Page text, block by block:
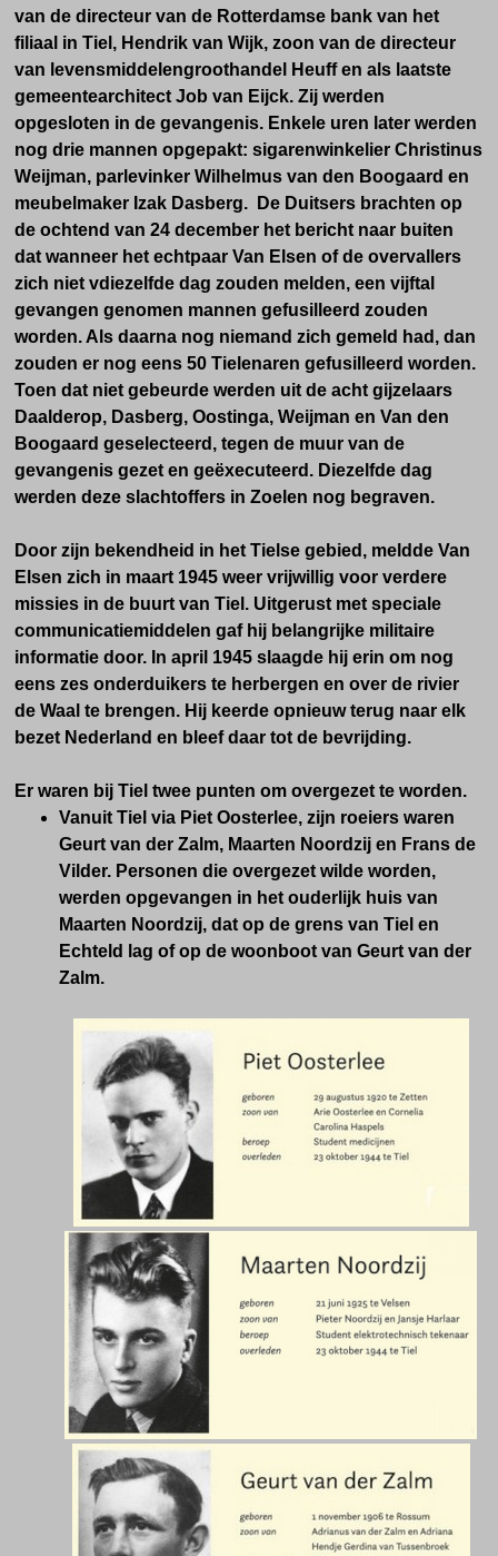
van de directeur van de Rotterdamse bank van het
filiaal in Tiel, Hendrik van Wijk, zoon van de directeur
van levensmiddelengroothandel Heuff en als laatste
gemeentearchitect Job van Eijck. Zij werden
opgesloten in de gevangenis. Enkele uren later werden
nog drie mannen opgepakt: sigarenwinkelier Christinus
Weijman, parlevinker Wilhelmus van den Boogaard en
meubelmaker Izak Dasberg. De Duitsers brachten op
de ochtend van 24 december het bericht naar buiten
dat wanneer het echtpaar Van Elsen of de overvallers
zich niet vdiezelfde dag zouden melden, een vijftal
gevangen genomen mannen gefusilleerd zouden
worden. Als daarna nog niemand zich gemeld had, dan
zouden er nog eens 50 Tielenaren gefusilleerd worden.
Toen dat niet gebeurde werden uit de acht gijzelaars
Daalderop, Dasberg, Oostinga, Weijman en Van den
Boogaard geselecteerd, tegen de muur van de
gevangenis gezet en geëxecuteerd. Diezelfde dag
werden deze slachtoffers in Zoelen nog begraven.
Door zijn bekendheid in het Tielse gebied, meldde Van
Elsen zich in maart 1945 weer vrijwillig voor verdere
missies in de buurt van Tiel. Uitgerust met speciale
communicatiemiddelen gaf hij belangrijke militaire
informatie door. In april 1945 slaagde hij erin om nog
eens zes onderduikers te herbergen en over de rivier
de Waal te brengen. Hij keerde opnieuw terug naar elk
bezet Nederland en bleef daar tot de bevrijding.
Er waren bij Tiel twee punten om overgezet te worden.
Vanuit Tiel via Piet Oosterlee, zijn roeiers waren
Geurt van der Zalm, Maarten Noordzij en Frans de
Vilder. Personen die overgezet wilde worden,
werden opgevangen in het ouderlijk huis van
Maarten Noordzij, dat op de grens van Tiel en
Echteld lag of op de woonboot van Geurt van der
Zalm.